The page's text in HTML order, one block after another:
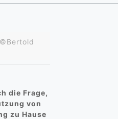
die Frage,
von
zu Hause